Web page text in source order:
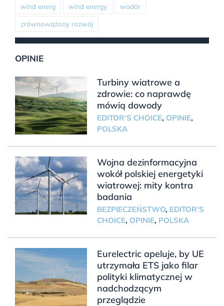
wind energ wind energy wodór
zrównoważony rozwój
OPINIE
Turbiny wiatrowe a
zdrowie: co naprawdę
mówią dowody
EDITOR'S CHOICE, OPINIE,
POLSKA
Wojna dezinformacyjna
wokół polskiej energetyki
wiatrowej: mity kontra
badania
BEZPIECZEŃSTWO, EDITOR'S
CHOICE, OPINIE, POLSKA
Eurelectric apeluje, by UE
utrzymała ETS jako filar
polityki klimatycznej w
nadchodzącym
przeglądzie